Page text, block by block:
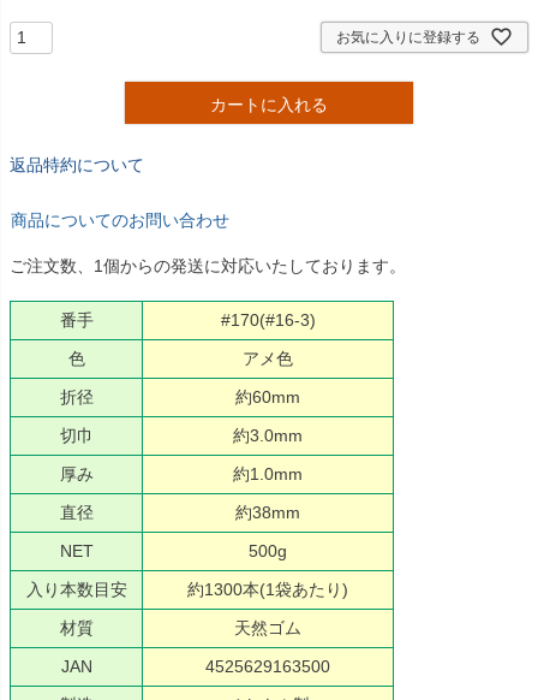
お気に入りに登録する
カートに入れる
返品特約について
商品についてのお問い合わせ
ご注文数、1個からの発送に対応いたしております。
番手
#170(#16-3)
色
アメ色
折径
約60mm
切巾
約3.0mm
厚み
約1.0mm
直径
約38mm
NET
500g
入り本数目安
約1300本(1袋あたり)
材質
天然ゴム
JAN
4525629163500